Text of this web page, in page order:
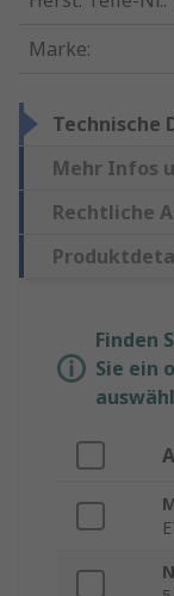
Marke:
Technische
Mehr Infos
Rechtliche
Finden
Sie ein